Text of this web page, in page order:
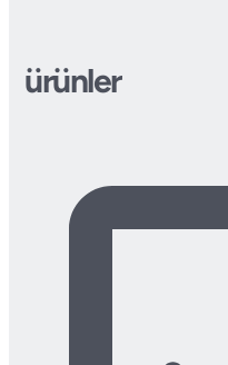
ürünler